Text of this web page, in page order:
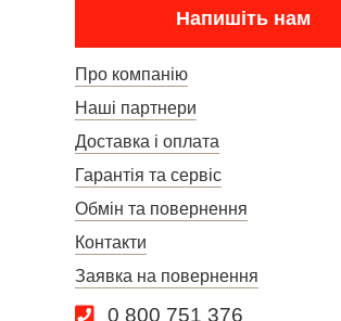
Напишіть нам
Про компанію
Наші партнери
Доставка і оплата
Гарантія та сервіс
Обмін та повернення
Контакти
Заявка на повернення
0 800 751 376